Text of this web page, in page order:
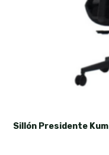
Sillón Presidente Kum